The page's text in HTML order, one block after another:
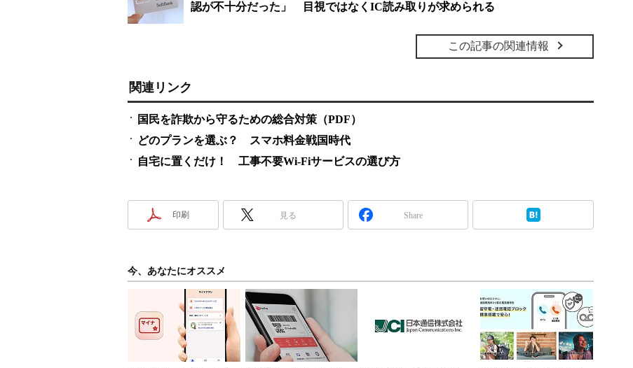
認が不十分だった」 目視ではなくIC読み取りが求められる
この記事の関連情報
関連リンク
国民を詐欺から守るための総合対策（PDF）
どのプランを選ぶ？ スマホ料金戦国時代
自宅に置くだけ！ 工事不要Wi-Fiサービスの選び方
印刷 見る Share
今、あなたにオススメ